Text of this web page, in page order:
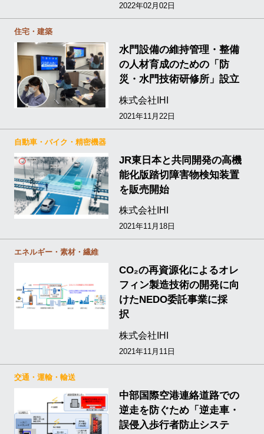
2022年02月02日
住宅・建築
水門設備の維持管理・整備
の人材育成のための「防
災・水門技術研修所」設立
株式会社IHI
2021年11月22日
自動車・バイク・精密機器
JR東日本と共同開発の高機
能化版踏切障害物検知装置
を販売開始
株式会社IHI
2021年11月18日
エネルギー・素材・繊維
CO₂の再資源化によるオレ
フィン製造技術の開発に向
けたNEDO委託事業に採
択
株式会社IHI
2021年11月11日
交通・運輸・輸送
中部国際空港連絡道路での
逆走を防ぐため「逆走車・
誤侵入歩行者防止システ